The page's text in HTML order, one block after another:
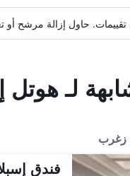
تقييمات. حاول إزالة مرشح
لـ هوتل
زغرب
فندق